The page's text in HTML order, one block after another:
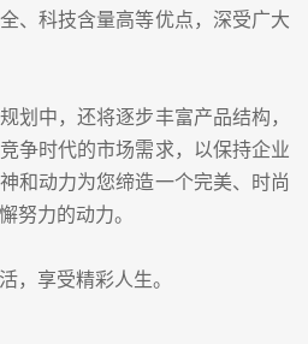
、科技含量高等优点，深受广大
划中，还将逐步丰富产品结构，
争时代的市场需求，以保持企业
和动力为您缔造一个完美、时尚
努力的动力。
享受精彩人生。